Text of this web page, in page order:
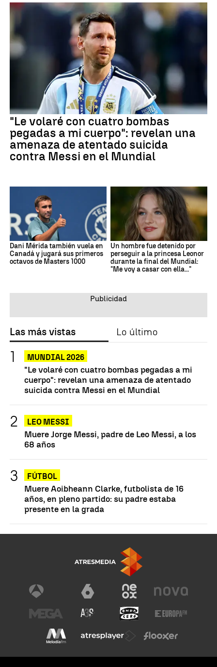
"Le volaré con cuatro bombas
pegadas a mi cuerpo": revelan una
amenaza de atentado suicida
contra Messi en el Mundial
Dani Mérida también vuela en
Canadá y jugará sus primeros
octavos de Masters 1000
Un hombre fue detenido por
perseguir a la princesa Leonor
durante la final del Mundial:
"Me voy a casar con ella..."
Las más vistas Lo último
MUNDIAL 2026
"Le volaré con cuatro bombas pegadas a mi
cuerpo": revelan una amenaza de atentado
suicida contra Messi en el Mundial
LEO MESSI
Muere Jorge Messi, padre de Leo Messi, a los
68 años
FÚTBOL
Muere Aoibheann Clarke, futbolista de 16
años, en pleno partido: su padre estaba
presente en la grada